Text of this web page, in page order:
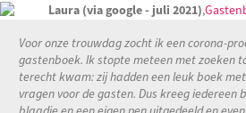
Laura (via google - juli 2021),
Voor onze trouwdag zocht ik een corona-
gastenboek. Ik stopte meteen met zoeken
terecht kwam: zij hadden een leuk boek
vragen voor de gasten. Dus kreeg iedereen